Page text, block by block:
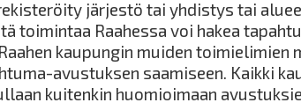
järjestö tai yhdistys tai
toimintaa Raahessa voi hakea
kaupungin muiden
avustuksen saamiseen. Kaikki
kuitenkin huomioimaan